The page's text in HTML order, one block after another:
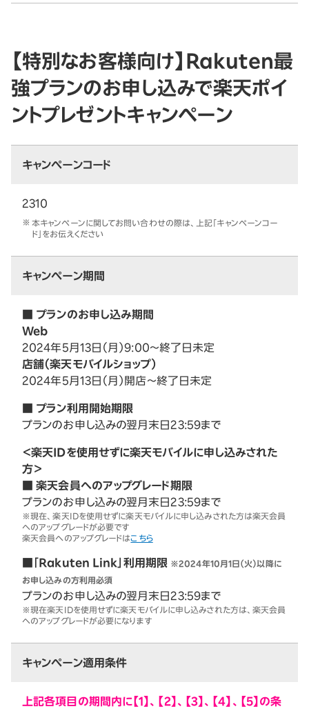
【特別なお客様向け】Rakuten最
強プランのお申し込みで楽天ポイ
ントプレゼントキャンペーン
キャンペーンコード
2310
本キャンペーンに関してお問い合わせの際は、上記「キャンペーンコー
ド」をお伝えください
キャンペーン期間
■ プランのお申し込み期間
Web
2024年5月13日（月）9:00～終了日未定
店舗（楽天モバイルショップ）
2024年5月13日（月）開店～終了日未定
■ プラン利用開始期限
プランのお申し込みの翌月末日23:59まで
＜楽天IDを使用せずに楽天モバイルに申し込みされた
方＞
■ 楽天会員へのアップグレード期限
プランのお申し込みの翌月末日23:59まで
※現在、楽天IDを使用せずに楽天モバイルに申し込みされた方は楽天会員
へのアップグレードが必要です
楽天会員へのアップグレードはこちら
■「Rakuten Link」利用期限 ※2024年10月1日（火）以降に
お申し込みの方利用必須
プランのお申し込みの翌月末日23:59まで
※現在楽天IDを使用せずに楽天モバイルに申し込みされた方は、楽天会員
へのアップグレードが必要になります
キャンペーン適用条件
上記各項目の期間内に【1】、【2】、【3】、【4】、【5】の条